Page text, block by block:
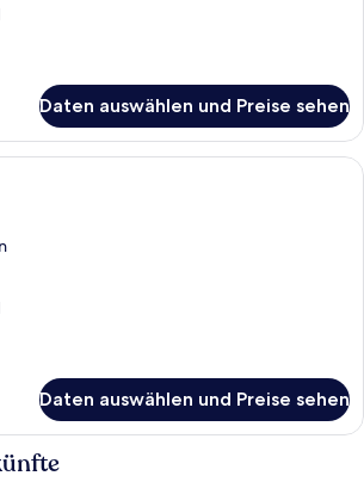
Daten auswählen und Preise sehen
Executive-Suite |
Daten auswählen und Preise sehen